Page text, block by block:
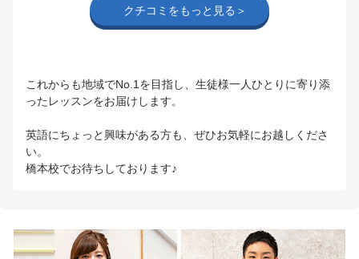
クチコミをもっと見る＞
これからも地域でNo.1を目指し、生徒様一人ひとりに寄り添
ったレッスンをお届けします。
英語にちょっと興味がある方も、ぜひお気軽にお越しくださ
い。
橋本校でお待ちしております♪